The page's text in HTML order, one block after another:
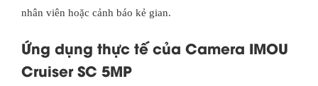
nhân viên hoặc cảnh báo kẻ gian.
Ứng dụng thực tế của Camera IMOU
Cruiser SC 5MP